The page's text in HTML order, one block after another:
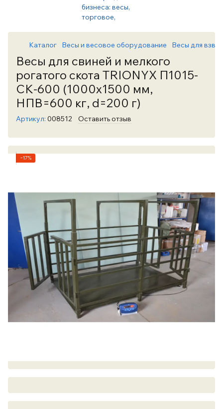
Каталог Весы и весовое оборудование Весы для
Весы для свиней и мелкого
рогатого скота TRIONYX П1015-
СК-600 (1000х1500 мм,
НПВ=600 кг, d=200 г)
Артикул: 008512 Оставить отзыв
−17%